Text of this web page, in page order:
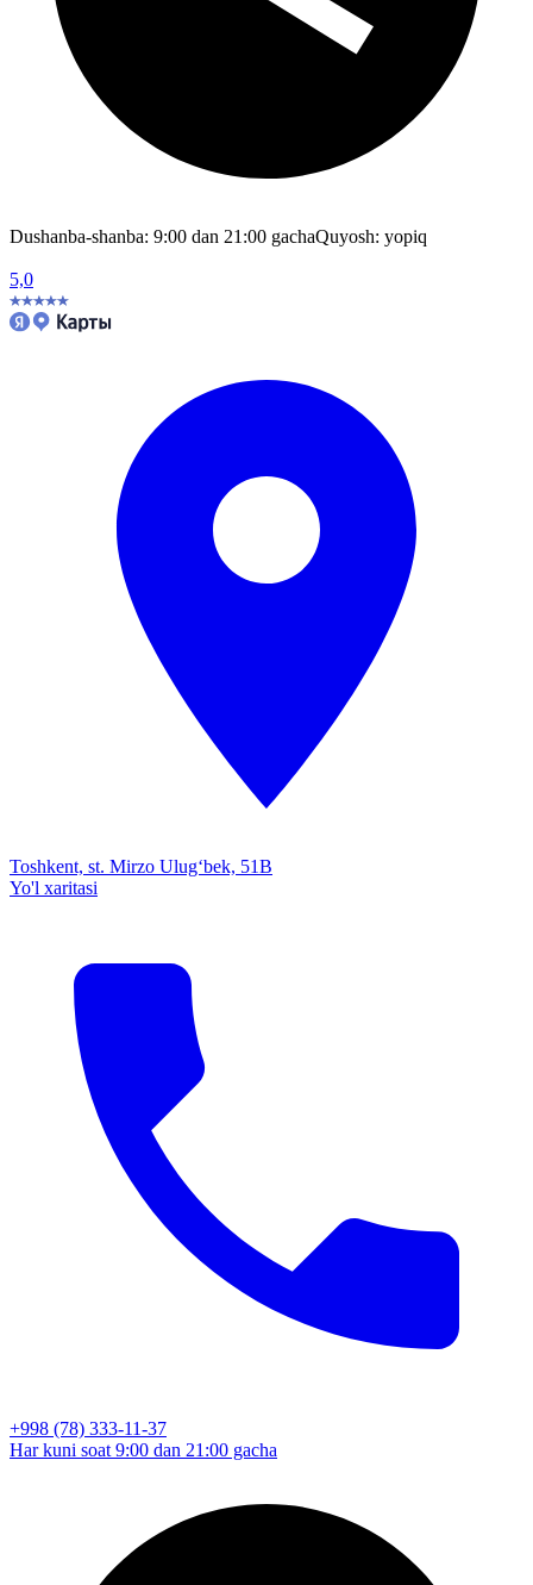
Dushanba-shanba: 9:00 dan 21:00 gachaQuyosh: yopiq
5,0
Toshkent, st. Mirzo Ulug‘bek, 51B
Yo'l xaritasi
+998 (78) 333-11-37
Har kuni soat 9:00 dan 21:00 gacha